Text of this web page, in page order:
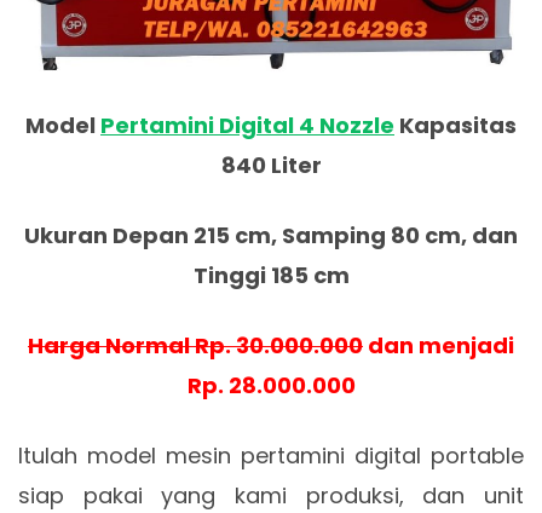
Model Pertamini Digital 4 Nozzle Kapasitas
840 Liter
Ukuran Depan 215 cm, Samping 80 cm, dan
Tinggi 185 cm
Harga Normal Rp. 30.000.000 dan menjadi
Rp. 28.000.000
Itulah model mesin pertamini digital portable
siap pakai yang kami produksi, dan unit